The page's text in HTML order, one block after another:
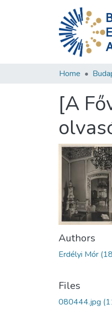
E
Home
[A
Authors
Erdélyi Mór
Files
080444.jpg